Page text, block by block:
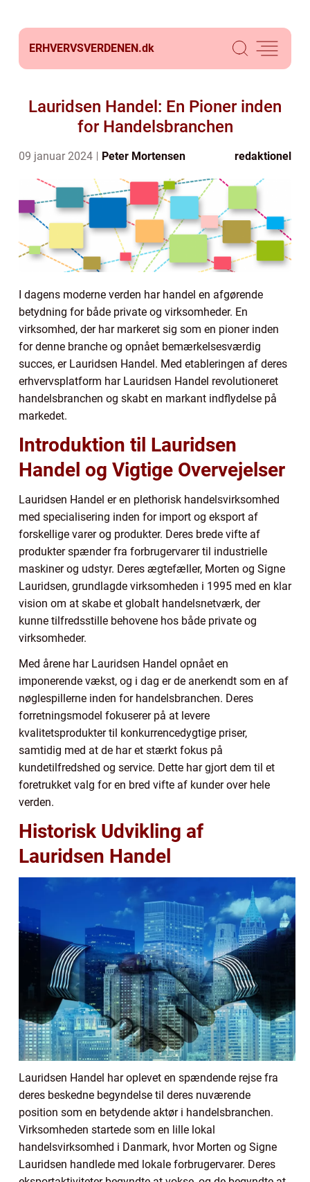
ERHVERVSVERDENEN.dk
Lauridsen Handel: En Pioner inden
for Handelsbranchen
09 januar 2024 Peter Mortensen redaktionel
I dagens moderne verden har handel en afgørende
betydning for både private og virksomheder. En
virksomhed, der har markeret sig som en pioner inden
for denne branche og opnået bemærkelsesværdig
succes, er Lauridsen Handel. Med etableringen af deres
erhvervsplatform har Lauridsen Handel revolutioneret
handelsbranchen og skabt en markant indflydelse på
markedet.
Introduktion til Lauridsen
Handel og Vigtige Overvejelser
Lauridsen Handel er en plethorisk handelsvirksomhed
med specialisering inden for import og eksport af
forskellige varer og produkter. Deres brede vifte af
produkter spænder fra forbrugervarer til industrielle
maskiner og udstyr. Deres ægtefæller, Morten og Signe
Lauridsen, grundlagde virksomheden i 1995 med en klar
vision om at skabe et globalt handelsnetværk, der
kunne tilfredsstille behovene hos både private og
virksomheder.
Med årene har Lauridsen Handel opnået en
imponerende vækst, og i dag er de anerkendt som en af
nøglespillerne inden for handelsbranchen. Deres
forretningsmodel fokuserer på at levere
kvalitetsprodukter til konkurrencedygtige priser,
samtidig med at de har et stærkt fokus på
kundetilfredshed og service. Dette har gjort dem til et
foretrukket valg for en bred vifte af kunder over hele
verden.
Historisk Udvikling af
Lauridsen Handel
Lauridsen Handel har oplevet en spændende rejse fra
deres beskedne begyndelse til deres nuværende
position som en betydende aktør i handelsbranchen.
Virksomheden startede som en lille lokal
handelsvirksomhed i Danmark, hvor Morten og Signe
Lauridsen handlede med lokale forbrugervarer. Deres